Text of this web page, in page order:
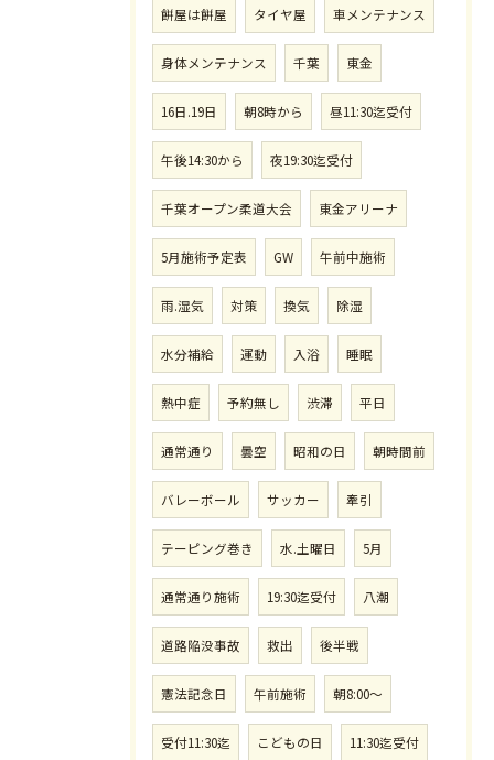
餅屋は餅屋 タイヤ屋 車メンテナンス
身体メンテナンス 千葉 東金
16日.19日 朝8時から 昼11:30迄受付
午後14:30から 夜19:30迄受付
千葉オープン柔道大会 東金アリーナ
5月施術予定表 GW 午前中施術
雨.湿気 対策 換気 除湿
水分補給 運動 入浴 睡眠
熱中症 予約無し 渋滞 平日
通常通り 曇空 昭和の日 朝時間前
バレーボール サッカー 牽引
テーピング巻き 水.土曜日 5月
通常通り施術 19:30迄受付 八潮
道路陥没事故 救出 後半戦
憲法記念日 午前施術 朝8:00〜
受付11:30迄 こどもの日 11:30迄受付